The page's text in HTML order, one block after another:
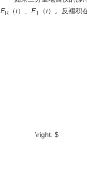
ER （t）、 ET （t）。反褶积
\right. $